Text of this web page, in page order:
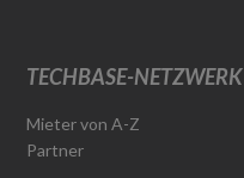
TECHBASE-NETZWERK
Mieter von A-Z
Partner